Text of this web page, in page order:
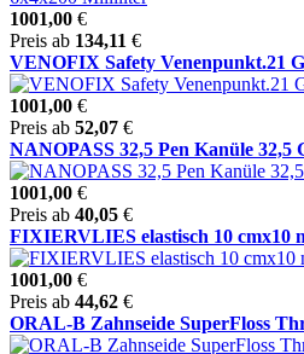
1001,00 €
Preis ab 134,11 €
VENOFIX Safety Venenpunkt.21
1001,00 €
Preis ab 52,07 €
NANOPASS 32,5 Pen Kanüle 32,5
1001,00 €
Preis ab 40,05 €
FIXIERVLIES elastisch 10 cmx10
1001,00 €
Preis ab 44,62 €
ORAL-B Zahnseide SuperFloss